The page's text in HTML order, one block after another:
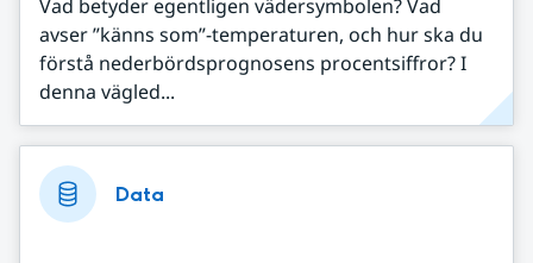
Vad betyder egentligen vädersymbolen? Vad
avser ”känns som”-temperaturen, och hur ska du
förstå nederbördsprognosens procentsiffror? I
denna vägled...
Data